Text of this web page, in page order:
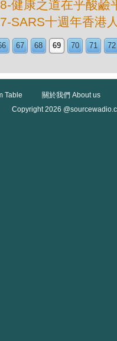
健康之道在乎酸鹼
SARS十週年香港
67 68 69 70 71 72
Table
關於我們 About us
Copyright 2026